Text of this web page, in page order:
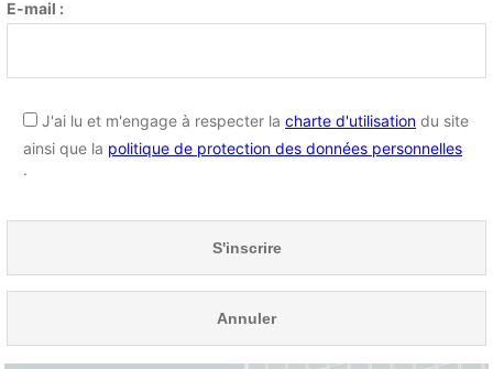
E-mail :
J'ai lu et m'engage à respecter la charte d'utilisation du site
ainsi que la politique de protection des données personnelles
.